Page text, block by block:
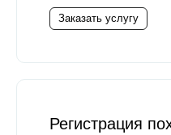
Заказать услугу
Регистрация